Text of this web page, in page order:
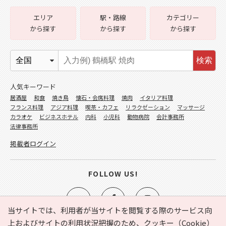
当サイトでは、利用者が当サイトを閲覧する際のサービス向
上およびサイトの利用状況把握のため、クッキー（Cookie）
エリア
から探す
駅・路線
から探す
カテゴリー
から探す
検索
人気キーワード
居酒屋 和食 焼き鳥 懐石・会席料理 焼肉
イタリア料理
フランス料理
アジア料理 喫茶・カフェ リラクゼーション
マッサージ
カラオケ
ビジネスホテル 内科 小児科 動物病院
会計事務所
法律事務所
掲載者ログイン
FOLLOW US!